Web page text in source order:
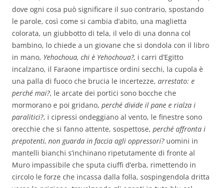
dove ogni cosa può significare il suo contrario, spostando
le parole, così come si cambia d’abito, una maglietta
colorata, un giubbotto di tela, il velo di una donna col
bambino, lo chiede a un giovane che si dondola con il libro
in mano, Yehochoua, chi è Yehochoua?, i carri d’Egitto
incalzano, il Faraone impartisce ordini secchi, la cupola è
una palla di fuoco che brucia le incertezze, arrestato: e
perché mai?, le arcate dei portici sono bocche che
mormorano e poi gridano, perché divide il pane e rialza i
paralitici?, i cipressi ondeggiano al vento, le finestre sono
orecchie che si fanno attente, sospettose, perché affronta i
prepotenti, non guarda in faccia agli oppressori?uomini in
mantelli bianchi s’inchinano ripetutamente di fronte al
Muro impassibile che sputa ciuffi d’erba, rimettendo in
circolo le forze che incassa dalla folla, sospingendola dritta